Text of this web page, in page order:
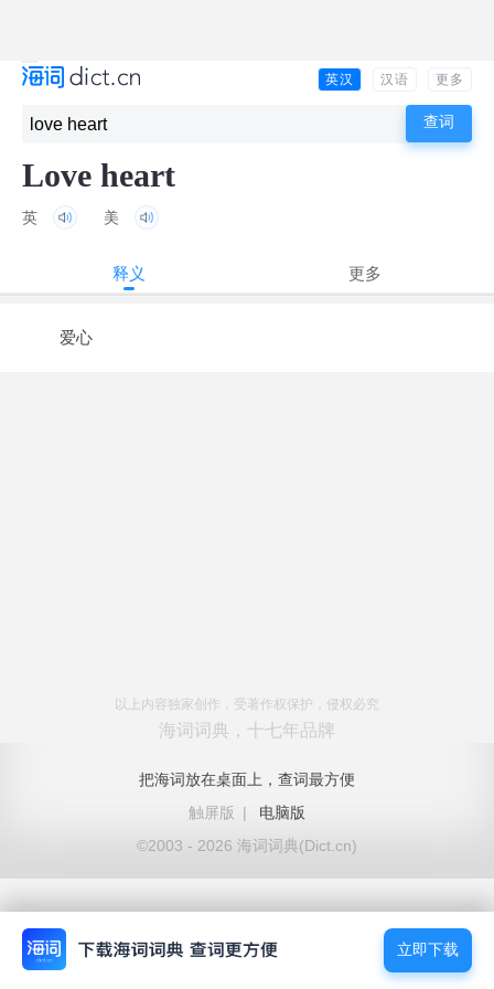
英汉 汉语 更多
Love heart
英 美
释义 更多
爱心
以上内容独家创作，受著作权保护，侵权必究
海词词典，十七年品牌
把海词放在桌面上，查词最方便
触屏版
|
电脑版
©2003 - 2026 海词词典(Dict.cn)
立即下载
立即下载